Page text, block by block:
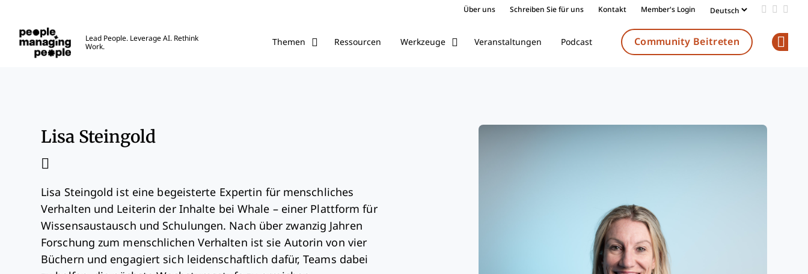
Über uns Schreiben Sie für uns Kontakt Member's Login Add us
Follow
Lead People. Leverage AI. Rethink
Work.
Themen Ressourcen Werkzeuge Veranstaltungen Podcast Community Beitreten
Lisa Steingold
Lisa Steingold ist eine begeisterte Expertin für menschliches
Verhalten und Leiterin der Inhalte bei Whale – einer Plattform für
Wissensaustausch und Schulungen. Nach über zwanzig Jahren
Forschung zum menschlichen Verhalten ist sie Autorin von vier
Büchern und engagiert sich leidenschaftlich dafür, Teams dabei